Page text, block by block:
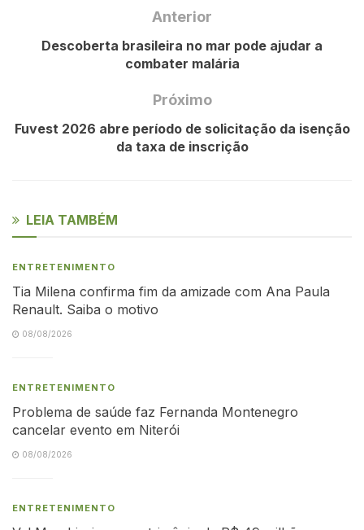
Anterior
Descoberta brasileira no mar pode ajudar a
combater malária
Próximo
Fuvest 2026 abre período de solicitação da isenção
da taxa de inscrição
LEIA TAMBÉM
ENTRETENIMENTO
Tia Milena confirma fim da amizade com Ana Paula
Renault. Saiba o motivo
08/08/2026
ENTRETENIMENTO
Problema de saúde faz Fernanda Montenegro
cancelar evento em Niterói
08/08/2026
ENTRETENIMENTO